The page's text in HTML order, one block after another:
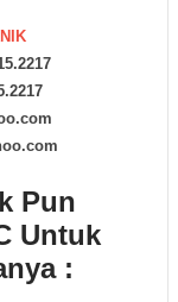
Pun
Untuk
: